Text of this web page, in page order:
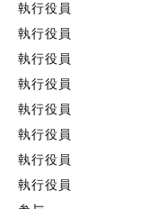
執行役員
執行役員
執行役員
執行役員
執行役員
執行役員
執行役員
執行役員